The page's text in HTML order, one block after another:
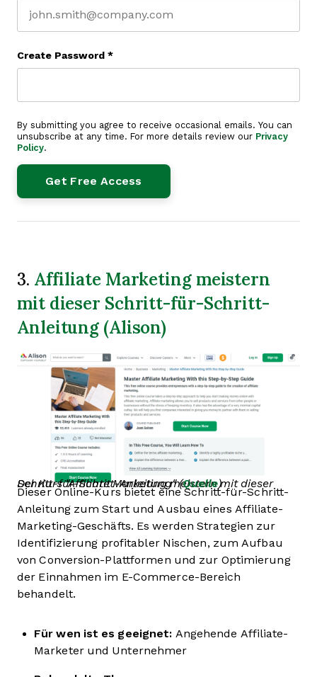
Create Password *
By submitting you agree to receive occasional emails. You can
unsubscribe at any time. For more details review our Privacy
Policy.
3. Affiliate Marketing meistern
mit dieser Schritt-für-Schritt-
Anleitung (Alison)
Der Kurs "Affiliate Marketing meistern mit dieser Schritt-für-Schritt-Anleitung" (Quelle)
Dieser Online-Kurs bietet eine Schritt-für-Schritt-
Anleitung zum Start und Ausbau eines Affiliate-
Marketing-Geschäfts. Es werden Strategien zur
Identifizierung profitabler Nischen, zum Aufbau
von Conversion-Plattformen und zur Optimierung
der Einnahmen im E-Commerce-Bereich
behandelt.
Für wen ist es geeignet: Angehende Affiliate-
Marketer und Unternehmer